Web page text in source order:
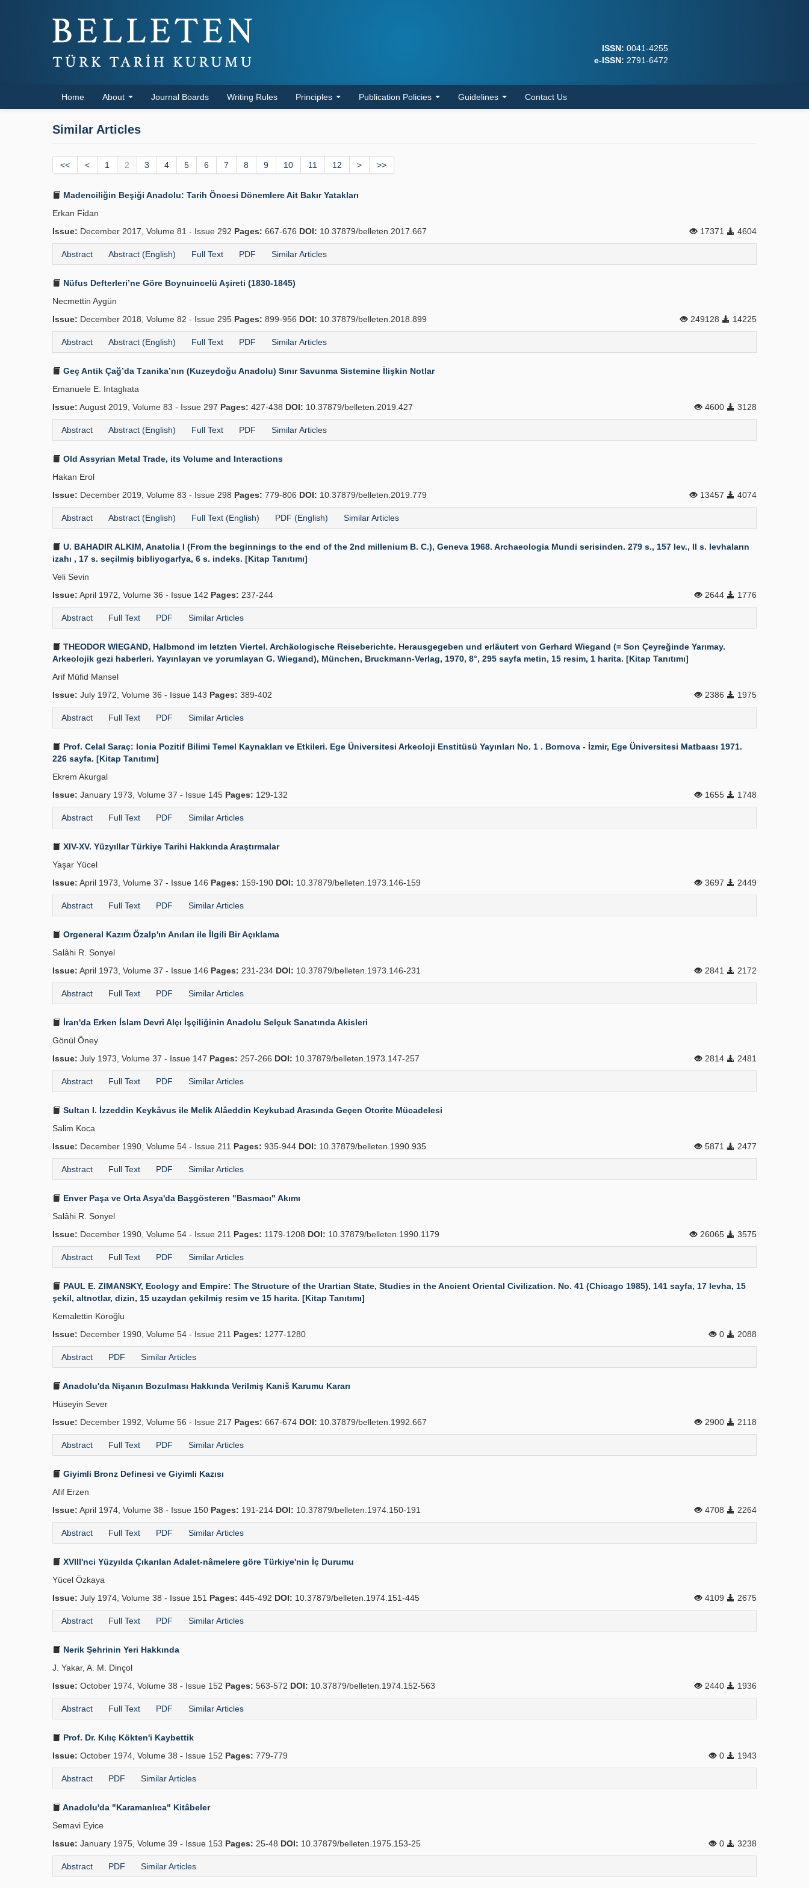
ISSN: 0041-4255
e-ISSN: 2791-6472
Home About Journal Boards Writing Rules Principles Publication Policies Guidelines Contact Us
Similar Articles
<< < 1 2 3 4 5 6 7 8 9 10 11 12 > >>
Madenciliğin Beşiği Anadolu: Tarih Öncesi Dönemlere Ait Bakır Yatakları
Erkan Fi̇dan
Issue: December 2017, Volume 81 - Issue 292 Pages: 667-676 DOI: 10.37879/belleten.2017.667 17371 4604
Abstract Abstract (English) Full Text PDF Similar Articles
Nüfus Defterleri’ne Göre Boynuincelü Aşireti (1830-1845)
Necmettin Aygün
Issue: December 2018, Volume 82 - Issue 295 Pages: 899-956 DOI: 10.37879/belleten.2018.899 249128 14225
Abstract Abstract (English) Full Text PDF Similar Articles
Geç Antik Çağ’da Tzanika’nın (Kuzeydoğu Anadolu) Sınır Savunma Sistemine İlişkin Notlar
Emanuele E. Intaglıata
Issue: August 2019, Volume 83 - Issue 297 Pages: 427-438 DOI: 10.37879/belleten.2019.427 4600 3128
Abstract Abstract (English) Full Text PDF Similar Articles
Old Assyrian Metal Trade, its Volume and Interactions
Hakan Erol
Issue: December 2019, Volume 83 - Issue 298 Pages: 779-806 DOI: 10.37879/belleten.2019.779 13457 4074
Abstract Abstract (English) Full Text (English) PDF (English) Similar Articles
U. BAHADIR ALKIM, Anatolia I (From the beginnings to the end of the 2nd millenium B. C.), Geneva 1968. Archaeologia Mundi serisinden. 279 s., 157 lev., II s. levhaların
izahı , 17 s. seçilmiş bibliyogarfya, 6 s. indeks. [Kitap Tanıtımı]
Veli Sevin
Issue: April 1972, Volume 36 - Issue 142 Pages: 237-244 2644 1776
Abstract Full Text PDF Similar Articles
THEODOR WIEGAND, Halbmond im letzten Viertel. Archäologische Reiseberichte. Herausgegeben und erläutert von Gerhard Wiegand (= Son Çeyreğinde Yarımay.
Arkeolojik gezi haberleri. Yayınlayan ve yorumlayan G. Wiegand), München, Bruckmann-Verlag, 1970, 8°, 295 sayfa metin, 15 resim, 1 harita. [Kitap Tanıtımı]
Arif Müfid Mansel
Issue: July 1972, Volume 36 - Issue 143 Pages: 389-402 2386 1975
Abstract Full Text PDF Similar Articles
Prof. Celal Saraç: lonia Pozitif Bilimi Temel Kaynakları ve Etkileri. Ege Üniversitesi Arkeoloji Enstitüsü Yayınları No. 1 . Bornova - İzmir, Ege Üniversitesi Matbaası 1971.
226 sayfa. [Kitap Tanıtımı]
Ekrem Akurgal
Issue: January 1973, Volume 37 - Issue 145 Pages: 129-132 1655 1748
Abstract Full Text PDF Similar Articles
XIV-XV. Yüzyıllar Türkiye Tarihi Hakkında Araştırmalar
Yaşar Yücel
Issue: April 1973, Volume 37 - Issue 146 Pages: 159-190 DOI: 10.37879/belleten.1973.146-159 3697 2449
Abstract Full Text PDF Similar Articles
Orgeneral Kazım Özalp'ın Anıları ile İlgili Bir Açıklama
Salâhi R. Sonyel
Issue: April 1973, Volume 37 - Issue 146 Pages: 231-234 DOI: 10.37879/belleten.1973.146-231 2841 2172
Abstract Full Text PDF Similar Articles
İran'da Erken İslam Devri Alçı İşçiliğinin Anadolu Selçuk Sanatında Akisleri
Gönül Öney
Issue: July 1973, Volume 37 - Issue 147 Pages: 257-266 DOI: 10.37879/belleten.1973.147-257 2814 2481
Abstract Full Text PDF Similar Articles
Sultan I. İzzeddin Keykâvus ile Melik Alâeddin Keykubad Arasında Geçen Otorite Mücadelesi
Salim Koca
Issue: December 1990, Volume 54 - Issue 211 Pages: 935-944 DOI: 10.37879/belleten.1990.935 5871 2477
Abstract Full Text PDF Similar Articles
Enver Paşa ve Orta Asya'da Başgösteren "Basmacı" Akımı
Salâhi R. Sonyel
Issue: December 1990, Volume 54 - Issue 211 Pages: 1179-1208 DOI: 10.37879/belleten.1990.1179 26065 3575
Abstract Full Text PDF Similar Articles
PAUL E. ZIMANSKY, Ecology and Empire: The Structure of the Urartian State, Studies in the Ancient Oriental Civilization. No. 41 (Chicago 1985), 141 sayfa, 17 levha, 15
şekil, altnotlar, dizin, 15 uzaydan çekilmiş resim ve 15 harita. [Kitap Tanıtımı]
Kemalettin Köroğlu
Issue: December 1990, Volume 54 - Issue 211 Pages: 1277-1280 0 2088
Abstract PDF Similar Articles
Anadolu'da Nişanın Bozulması Hakkında Verilmiş Kaniš Karumu Kararı
Hüseyin Sever
Issue: December 1992, Volume 56 - Issue 217 Pages: 667-674 DOI: 10.37879/belleten.1992.667 2900 2118
Abstract Full Text PDF Similar Articles
Giyimli Bronz Definesi ve Giyimli Kazısı
Afif Erzen
Issue: April 1974, Volume 38 - Issue 150 Pages: 191-214 DOI: 10.37879/belleten.1974.150-191 4708 2264
Abstract Full Text PDF Similar Articles
XVIII'nci Yüzyılda Çıkarılan Adalet-nâmelere göre Türkiye'nin İç Durumu
Yücel Özkaya
Issue: July 1974, Volume 38 - Issue 151 Pages: 445-492 DOI: 10.37879/belleten.1974.151-445 4109 2675
Abstract Full Text PDF Similar Articles
Nerik Şehrinin Yeri Hakkında
J. Yakar, A. M. Dinçol
Issue: October 1974, Volume 38 - Issue 152 Pages: 563-572 DOI: 10.37879/belleten.1974.152-563 2440 1936
Abstract Full Text PDF Similar Articles
Prof. Dr. Kılıç Kökten'i Kaybettik
Issue: October 1974, Volume 38 - Issue 152 Pages: 779-779 0 1943
Abstract PDF Similar Articles
Anadolu'da "Karamanlıca" Kitâbeler
Semavi Eyice
Issue: January 1975, Volume 39 - Issue 153 Pages: 25-48 DOI: 10.37879/belleten.1975.153-25 0 3238
Abstract PDF Similar Articles